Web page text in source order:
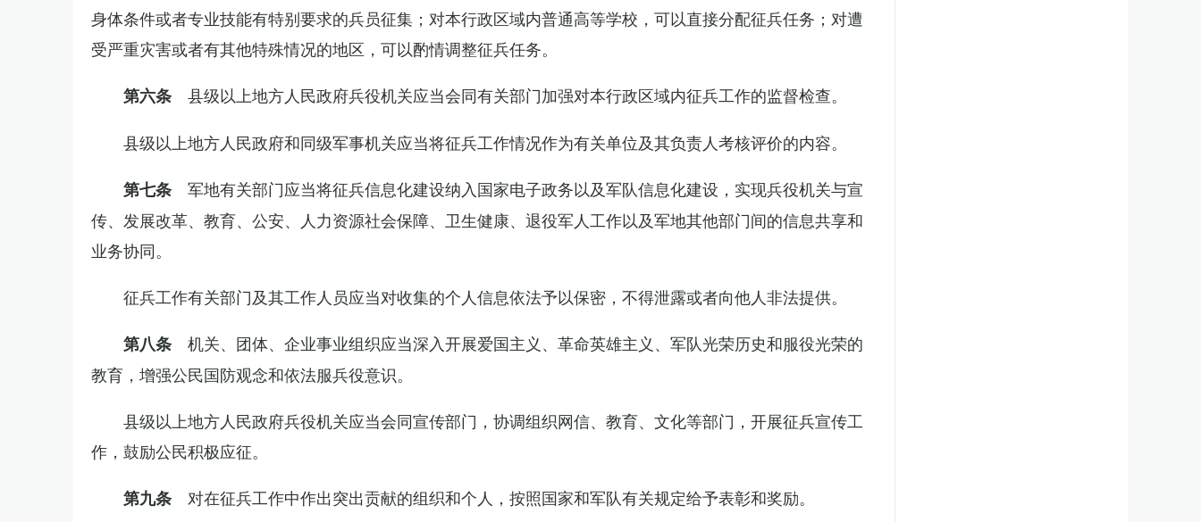
身体条件或者专业技能有特别要求的兵员征集；对本行政区域内普通高等学校，可以直接分配征兵任务；对遭
受严重灾害或者有其他特殊情况的地区，可以酌情调整征兵任务。
第六条 县级以上地方人民政府兵役机关应当会同有关部门加强对本行政区域内征兵工作的监督检查。
县级以上地方人民政府和同级军事机关应当将征兵工作情况作为有关单位及其负责人考核评价的内容。
第七条 军地有关部门应当将征兵信息化建设纳入国家电子政务以及军队信息化建设，实现兵役机关与宣
传、发展改革、教育、公安、人力资源社会保障、卫生健康、退役军人工作以及军地其他部门间的信息共享和
业务协同。
征兵工作有关部门及其工作人员应当对收集的个人信息依法予以保密，不得泄露或者向他人非法提供。
第八条 机关、团体、企业事业组织应当深入开展爱国主义、革命英雄主义、军队光荣历史和服役光荣的
教育，增强公民国防观念和依法服兵役意识。
县级以上地方人民政府兵役机关应当会同宣传部门，协调组织网信、教育、文化等部门，开展征兵宣传工
作，鼓励公民积极应征。
第九条 对在征兵工作中作出突出贡献的组织和个人，按照国家和军队有关规定给予表彰和奖励。